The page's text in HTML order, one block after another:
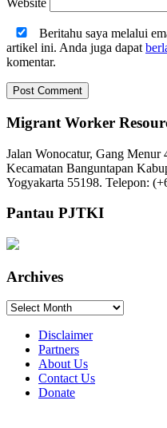
Website
Beritahu saya melalui
artikel ini. Anda juga dapat
komentar.
Migrant Worker
Jalan Wonocatur, Gang Menur
Kecamatan Banguntapan
Yogyakarta 55198. Telepon:
Pantau PJTKI
Archives
Archives
Disclaimer
Partners
About Us
Contact Us
Donate